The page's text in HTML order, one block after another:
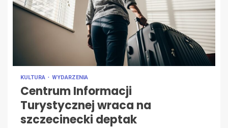
KULTURA WYDARZENIA
Centrum Informacji
Turystycznej wraca na
szczecinecki deptak